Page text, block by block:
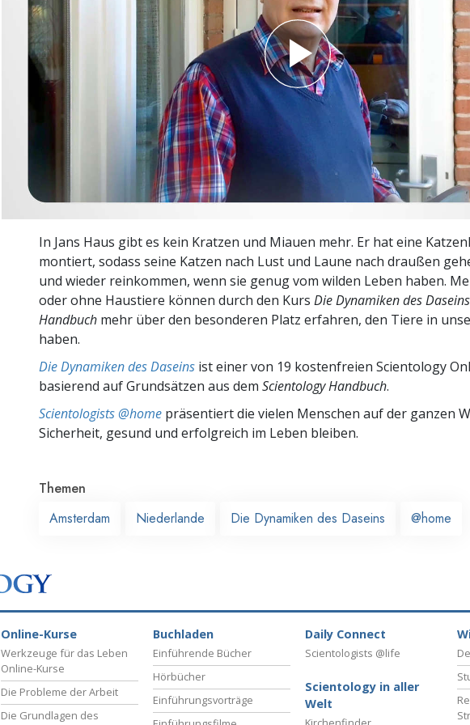
Liebe und Hass – Was ist Größe?
In Jans Haus gibt es kein Kratzen und Miauen mehr. Er hat eine
montiert, sodass seine Katzen nach Lust und Laune nach draußen
und wieder reinkommen, wenn sie genug vom wilden Leben haben.
oder ohne Haustiere können durch den Kurs Die Dynamiken des Daseins
Handbuch mehr über den besonderen Platz erfahren, den Tiere in
haben.
Die Dynamiken des Daseins ist einer von 19 kostenfreien Scientology
basierend auf Grundsätzen aus dem Scientology Handbuch.
Scientologists @home präsentiert die vielen Menschen auf der ganzen
Sicherheit, gesund und erfolgreich im Leben bleiben.
Themen
Amsterdam
Niederlande Die Dynamiken des Daseins @home
Online-Kurse
Werkzeuge für das Leben
Online-Kurse
Die Probleme der Arbeit
Die Grundlagen des
Buchladen
Einführende Bücher
Hörbücher
Einführungsvorträge
Daily Connect
Scientologists @life
Scientology in aller
Welt